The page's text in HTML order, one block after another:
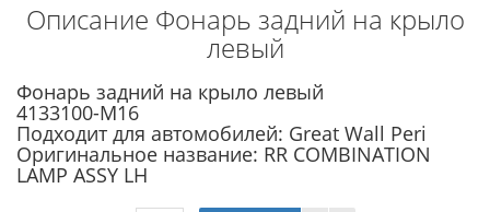
Описание Фонарь задний на крыло
левый
Фонарь задний на крыло левый
4133100-M16
Подходит для автомобилей: Great Wall Peri
Оригинальное название: RR COMBINATION
LAMP ASSY LH